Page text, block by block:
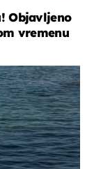
Objavljeno
vremenu